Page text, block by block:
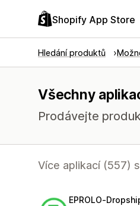
Shopify App Store
Hledání produktů
Všechny
Prodávejte
Více aplikací (557)